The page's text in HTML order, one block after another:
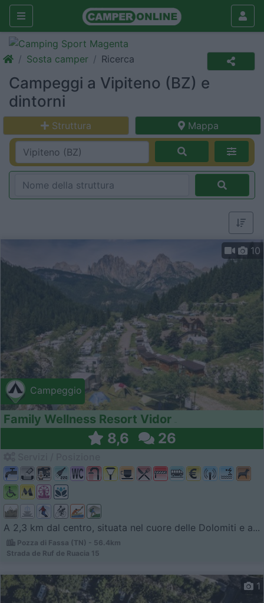
Sosta camper Ricerca
Campeggi a Vipiteno (BZ) e
dintorni
Struttura Mappa
Campeggio
10
Family Wellness Resort Vidor
8,6 26
A 2,3 km dal centro, situata nel cuore delle Dolomiti e a...
Pozza di Fassa (TN) - 56.4km
Strada de Ruf de Ruacia 15
1